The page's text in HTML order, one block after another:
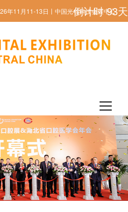
11月11-13日丨中国光谷科技会展中心
倒计时93天